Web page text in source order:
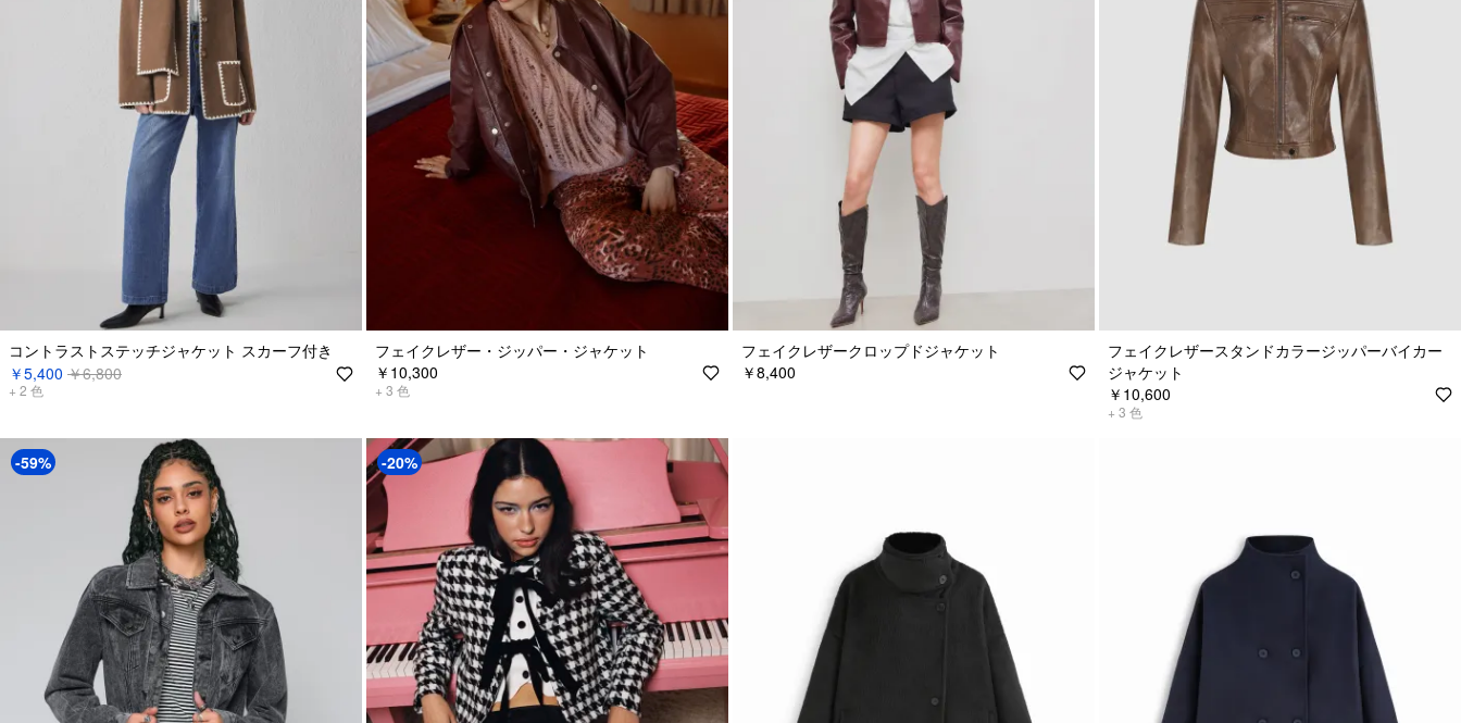
コントラストステッチジャケット スカーフ付き
￥5,400 ￥6,800
+ 2 色
フェイクレザー・ジッパー・ジャケット
￥10,300
+ 3 色
フェイクレザークロップドジャケット
￥8,400
フェイクレザースタンドカラージッパーバイカー
ジャケット
￥10,600
+ 3 色
-59% -20%